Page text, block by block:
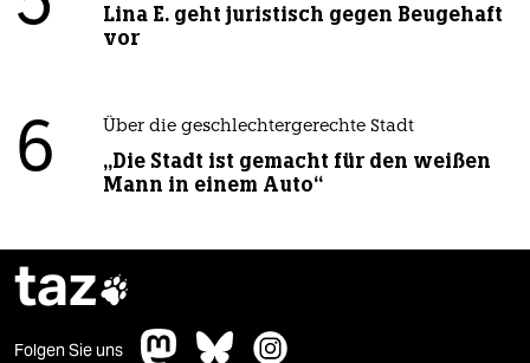
Lina E. geht juristisch gegen Beugehaft
vor
6 Über die geschlechtergerechte Stadt
„Die Stadt ist gemacht für den weißen
Mann in einem Auto“
taz
Folgen Sie uns